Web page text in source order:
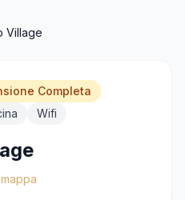
Village
Completa
Wifi